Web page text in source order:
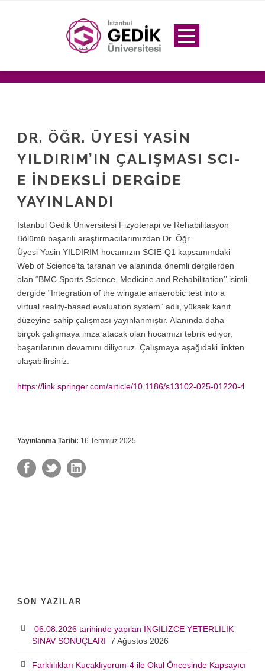
DR. ÖĞR. ÜYESI YASIN
YILDIRIM’IN ÇALIŞMASI SCI-
E İNDEKSLI DERGIDE
YAYINLANDI
İstanbul Gedik Üniversitesi Fizyoterapi ve Rehabilitasyon
Bölümü başarılı araştırmacılarımızdan Dr. Öğr.
Üyesi Yasin YILDIRIM hocamızın SCIE-Q1 kapsamındaki
Web of Science’ta taranan ve alanında önemli dergilerden
olan “BMC Sports Science, Medicine and Rehabilitation’’ isimli
dergide ”Integration of the wingate anaerobic test into a
virtual reality-based evaluation system” adlı, yüksek kanıt
düzeyine sahip çalışması yayınlanmıştır. Alanında daha
birçok çalışmaya imza atacak olan hocamızı tebrik ediyor,
başarılarının devamını diliyoruz. Çalışmaya aşağıdaki linkten
ulaşabilirsiniz:
https://link.springer.com/article/10.1186/s13102-025-01220-4
Yayınlanma Tarihi: 16 Temmuz 2025
SON YAZILAR
06.08.2026 tarihinde yapılan İNGİLİZCE YETERLİLİK
SINAV SONUÇLARI 7 Ağustos 2026
Farklılıkları Kucaklıyorum-4 ile Okul Öncesinde Kapsayıcı